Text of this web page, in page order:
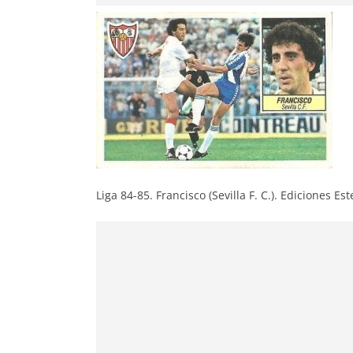
Liga 84-85. Francisco (Sevilla F. C.). Ediciones